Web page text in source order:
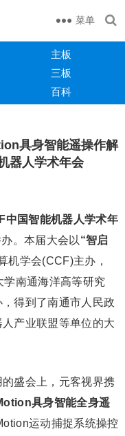
菜单
主板
三板
百科
具身智能遥操作解
器人学术年会
中国智能机器人学术年
。本届大会以 “智启
机学会(CCF)主办，
南通海洋高等研究
得到了南通市人民政
产业联盟等单位的大
盛会上，元客视界携
具身智能全身遥
运动捕捉系统操控